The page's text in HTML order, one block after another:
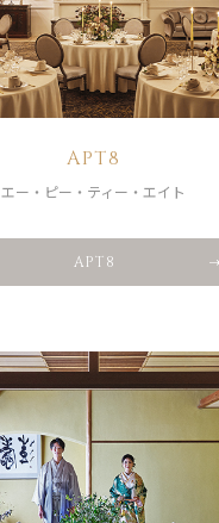
APT8
エー・ピー・ティー・エイト
APT8